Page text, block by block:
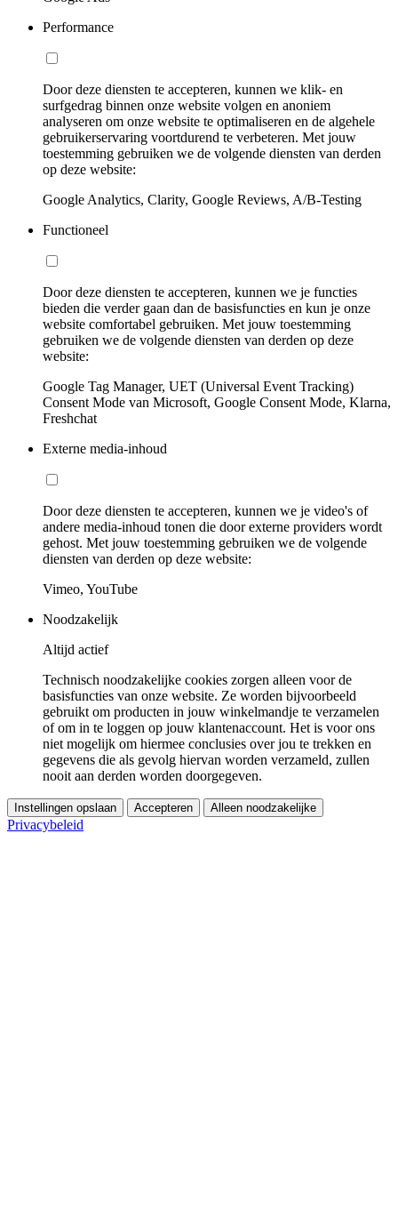
Performance
Door deze diensten te accepteren, kunnen we klik- en
surfgedrag binnen onze website volgen en anoniem
analyseren om onze website te optimaliseren en de algehele
gebruikerservaring voortdurend te verbeteren. Met jouw
toestemming gebruiken we de volgende diensten van derden
op deze website:
Google Analytics, Clarity, Google Reviews, A/B-Testing
Functioneel
Door deze diensten te accepteren, kunnen we je functies
bieden die verder gaan dan de basisfuncties en kun je onze
website comfortabel gebruiken. Met jouw toestemming
gebruiken we de volgende diensten van derden op deze
website:
Google Tag Manager, UET (Universal Event Tracking)
Consent Mode van Microsoft, Google Consent Mode, Klarna,
Freshchat
Externe media-inhoud
Door deze diensten te accepteren, kunnen we je video's of
andere media-inhoud tonen die door externe providers wordt
gehost. Met jouw toestemming gebruiken we de volgende
diensten van derden op deze website:
Vimeo, YouTube
Noodzakelijk
Altijd actief
Technisch noodzakelijke cookies zorgen alleen voor de
basisfuncties van onze website. Ze worden bijvoorbeeld
gebruikt om producten in jouw winkelmandje te verzamelen
of om in te loggen op jouw klantenaccount. Het is voor ons
niet mogelijk om hiermee conclusies over jou te trekken en
gegevens die als gevolg hiervan worden verzameld, zullen
nooit aan derden worden doorgegeven.
Instellingen opslaan Accepteren Alleen noodzakelijke
Privacybeleid